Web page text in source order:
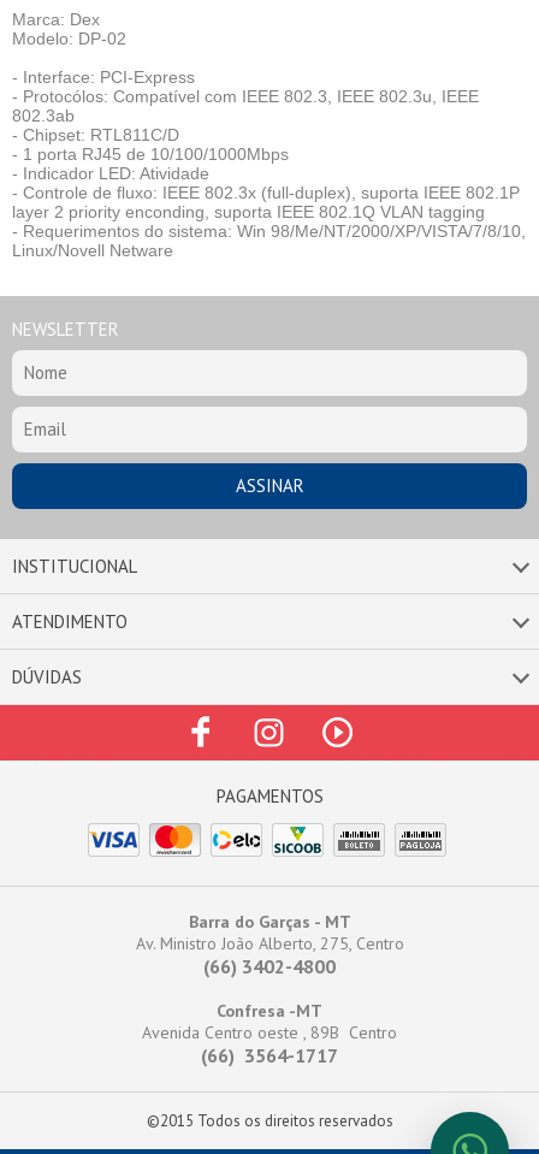
Marca: Dex
Modelo: DP-02
- Interface: PCI-Express
- Protocólos: Compatível com IEEE 802.3, IEEE 802.3u, IEEE
802.3ab
- Chipset: RTL811C/D
- 1 porta RJ45 de 10/100/1000Mbps
- Indicador LED: Atividade
- Controle de fluxo: IEEE 802.3x (full-duplex), suporta IEEE 802.1P
layer 2 priority enconding, suporta IEEE 802.1Q VLAN tagging
- Requerimentos do sistema: Win 98/Me/NT/2000/XP/VISTA/7/8/10,
Linux/Novell Netware
NEWSLETTER
INSTITUCIONAL
ATENDIMENTO
DÚVIDAS
Barra do Garças - MT
Av. Ministro João Alberto, 275, Centro
(66) 3402-4800
Confresa -MT
Avenida Centro oeste , 89B Centro
(66) 3564-1717
©2015 Todos os direitos reservados